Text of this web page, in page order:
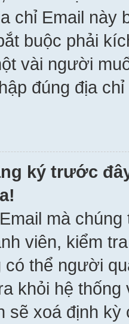
chỉ Email này
buộc phải
vài người
đúng địa
ký trước
mà
viên, kiểm
có thể người
khỏi hệ
sẽ xoá định